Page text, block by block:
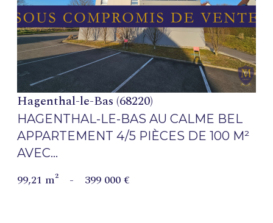
VOIR LE BIEN
Hagenthal-le-Bas (68220)
HAGENTHAL-LE-BAS AU CALME BEL
APPARTEMENT 4/5 PIÈCES DE 100 M²
AVEC...
99,21 m² - 399 000 €